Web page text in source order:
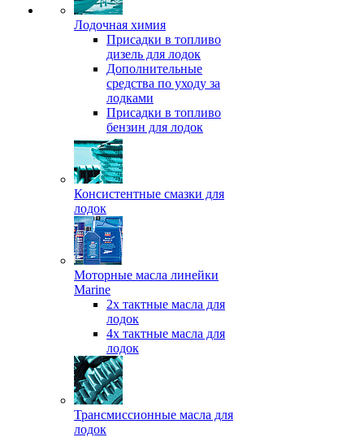
Лодочная химия
Присадки в топливо
дизель для лодок
Дополнительные
средства по уходу за
лодками
Присадки в топливо
бензин для лодок
Консистентные смазки для
лодок
Моторные масла линейки
Marine
2х тактные масла для
лодок
4х тактные масла для
лодок
Трансмиссионные масла для
лодок